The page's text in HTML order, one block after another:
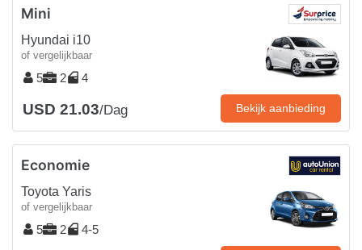
Mini
Hyundai i10
of vergelijkbaar
5 2 4
USD 21.03/Dag Bekijk aanbieding
Economie
Toyota Yaris
of vergelijkbaar
5 2 4-5